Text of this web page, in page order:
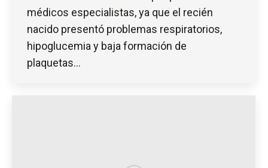
médicos especialistas, ya que el recién
nacido presentó problemas respiratorios,
hipoglucemia y baja formación de
plaquetas…